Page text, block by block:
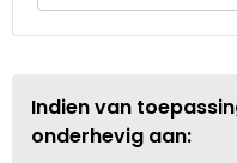
Indien van
onderhevig aan: